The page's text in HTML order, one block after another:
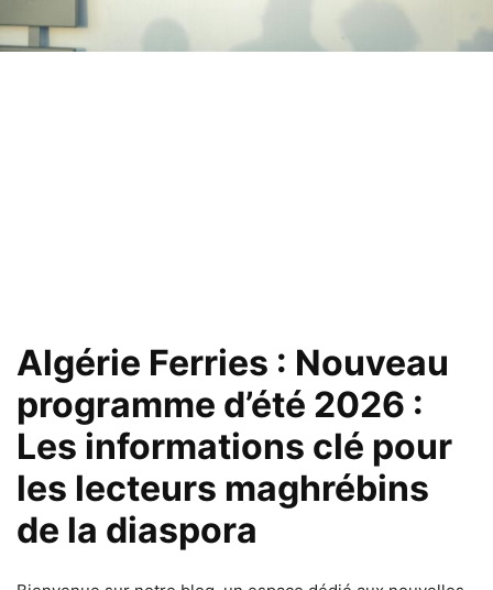
Algérie Ferries : Nouveau
programme d’été 2026 :
Les informations clé pour
les lecteurs maghrébins
de la diaspora